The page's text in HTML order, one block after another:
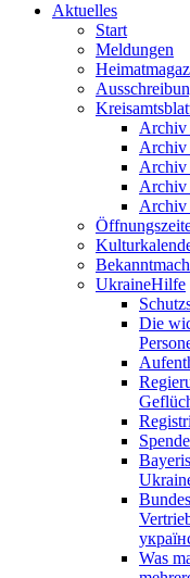
Aktuelles
Start
Meldungen
Archiv
Archiv
Archiv
Archiv
Archiv
UkraineHilfe
Die
Was